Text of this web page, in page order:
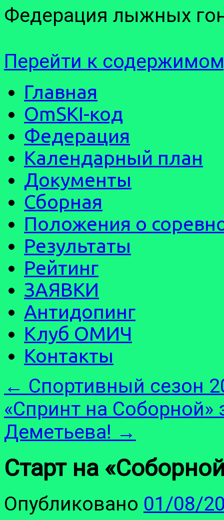
Федерация лыжных
Перейти к
Главная
OmSKI-код
Федерация
Календарный план
Документы
Сборная
Положения о
Результаты
Рейтинг
ЗАЯВКИ
Антидопинг
Клуб ОМИЧ
Контакты
← Спортивный сезон
«Спринт на
Деметьева! →
Старт на
Опубликовано 01/08/